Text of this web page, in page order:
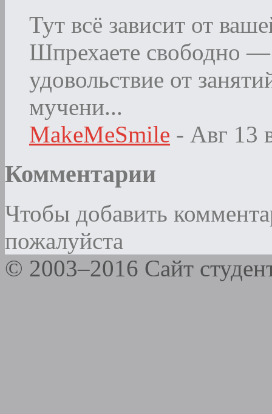
Тут всё зависит от
Шпрехаете свободно —
удовольствие от
мучени...
MakeMeSmile - Авг 13
Комментарии
Чтобы добавить
пожалуйста
© 2003–2016 Сайт